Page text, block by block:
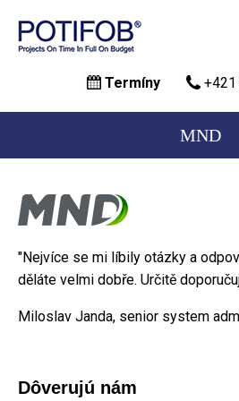
hlavný
Termíny
MND
"Nejvíce se mi líbily otázky a
děláte velmi dobře. Určitě
Miloslav Janda, senior system
Dôverujú nám